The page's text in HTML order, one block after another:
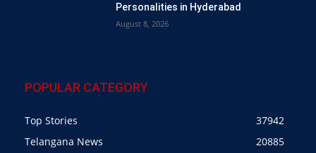
Personalities in Hyderabad
August 8, 2026
POPULAR CATEGORY
Top Stories
37942
Telangana News
20885